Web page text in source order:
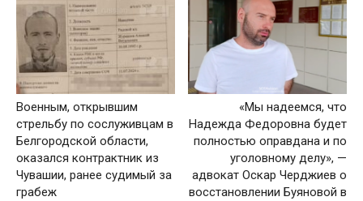
Военным, открывшим
стрельбу по сослуживцам в
Белгородской области,
оказался контрактник из
Чувашии, ранее судимый за
грабеж
«Мы надеемся, что
Надежда Федоровна будет
полностью оправдана и по
уголовному делу», —
адвокат Оскар Черджиев о
восстановлении Буяновой в